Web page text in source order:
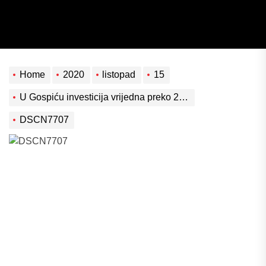
Home 2020 listopad 15
U Gospiću investicija vrijedna preko 20 milijuna eura
DSCN7707